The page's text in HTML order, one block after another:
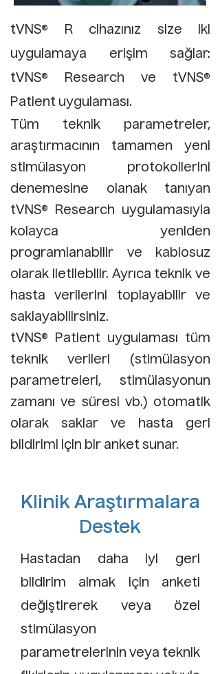
tVNS® R cihazınız size iki
uygulamaya erişim sağlar:
tVNS® Research ve tVNS®
Patient uygulaması.
Tüm teknik parametreler,
araştırmacının tamamen yeni
stimülasyon protokollerini
denemesine olanak tanıyan
tVNS® Research uygulamasıyla
kolayca yeniden
programlanabilir ve kablosuz
olarak iletilebilir. Ayrıca teknik ve
hasta verilerini toplayabilir ve
saklayabilirsiniz.
tVNS® Patient uygulaması tüm
teknik verileri (stimülasyon
parametreleri, stimülasyonun
zamanı ve süresi vb.) otomatik
olarak saklar ve hasta geri
bildirimi için bir anket sunar.
Klinik Araştırmalara
Destek
Hastadan daha iyi geri
bildirim almak için anketi
değiştirerek veya özel
stimülasyon
parametrelerinin veya teknik